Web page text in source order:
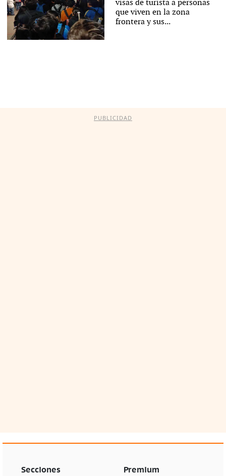
visas de turista a personas
que viven en la zona
frontera y sus...
PUBLICIDAD
Secciones Premium